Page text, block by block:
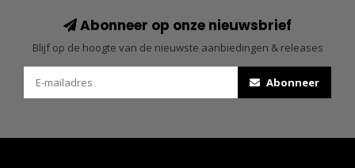
Abonneer op onze nieuwsbrief
Blijf op de hoogte van de nieuwste aanbiedingen & releases
Abonneer